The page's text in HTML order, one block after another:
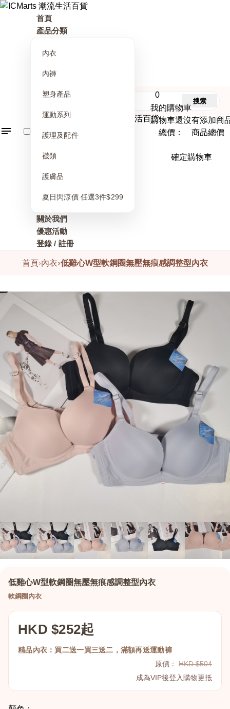
首頁
產品分類
內衣
內褲
塑身產品
運動系列
護理及配件
襪類
護膚品
夏日閃涼價 任選3件$299
關於我們
優惠活動
登錄 / 註冊
0
我的購物車
購物車還沒有添加商
總價： 商品總價
確定購物車
搜索
首頁›內衣›低雞心W型軟鋼圈無壓無痕感調整型內衣
低雞心W型軟鋼圈無壓無痕感調整型內衣
軟鋼圈內衣
HKD $252起
精品內衣：買二送一買三送二，滿額再送運動褲
原價：
HKD $504
成為VIP後登入購物更抵